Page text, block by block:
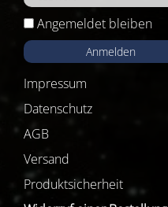
Angemeldet bleiben
Anmelden
Impressum
Datenschutz
AGB
Versand
Produktsicherheit